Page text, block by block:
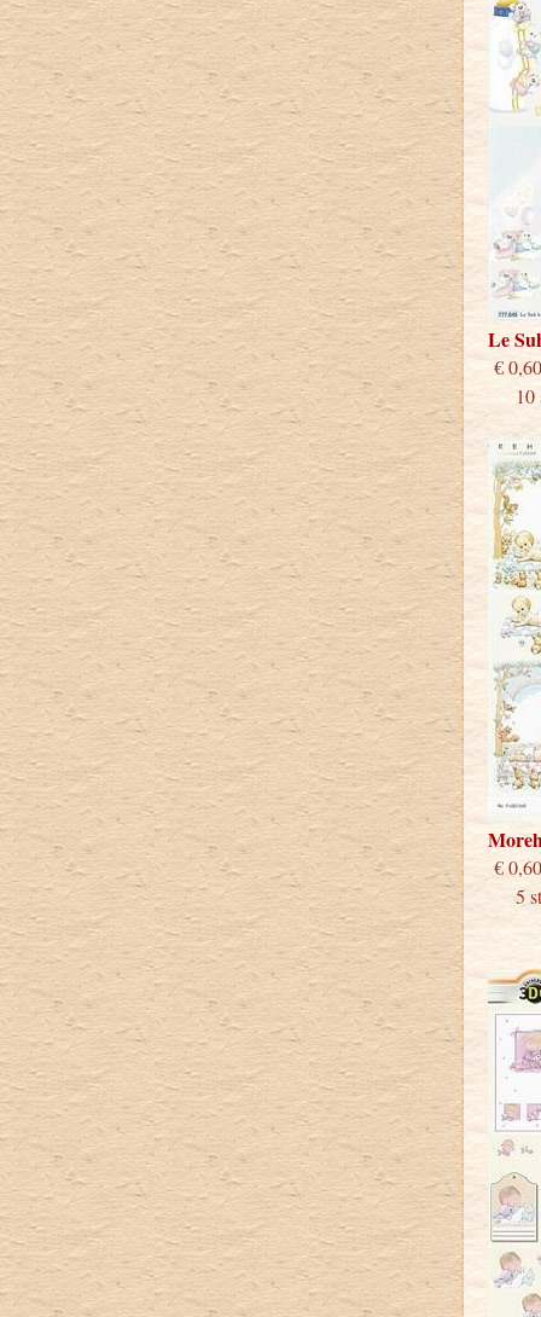
Le
10
5